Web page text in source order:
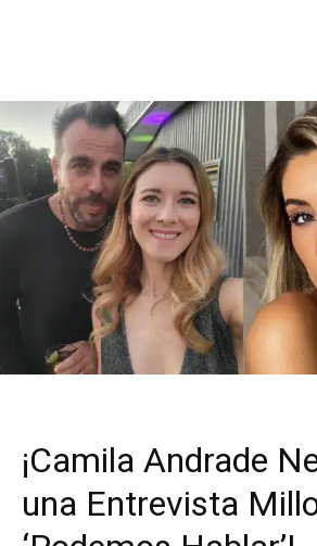
¡Camila Andrade
una Entrevista